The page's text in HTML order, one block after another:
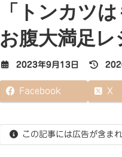
「トンカツ
お腹大満足レ
2023年9月13日
最
更
:
Facebook X
この記事には広告が含まれ